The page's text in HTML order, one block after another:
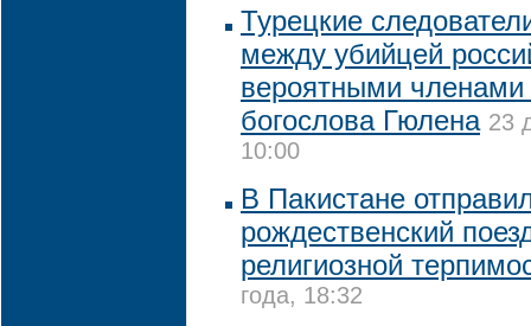
Турецкие
между убийцей
вероятными членами
богослова Гюлена 23
10:00
В Пакистане
рождественский
религиозной
года, 18:32